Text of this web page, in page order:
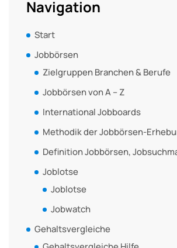
Navigation
Start
Jobbörsen
Zielgruppen Branchen & Berufe
Jobbörsen von A – Z
International Jobboards
Methodik der Jobbörsen-
Definition Jobbörsen,
Joblotse
Joblotse
Jobwatch
Gehaltsvergleiche